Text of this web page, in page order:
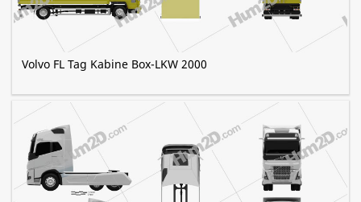
Volvo FL Tag Kabine Box-LKW 2000